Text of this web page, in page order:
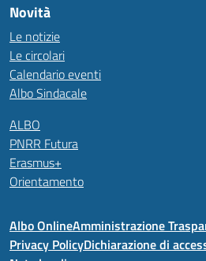
Novità
Le notizie
Le circolari
Calendario eventi
Albo Sindacale
ALBO
PNRR Futura
Erasmus+
Orientamento
Albo OnlineAmministrazione
Privacy PolicyDichiarazione di